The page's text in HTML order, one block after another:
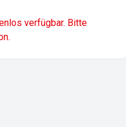
verfügbar. Bitte